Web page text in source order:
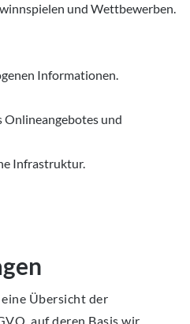
und Wettbewerben.
Informationen.
Onlineangebotes und
Infrastruktur.
Übersicht der
auf deren Basis wir